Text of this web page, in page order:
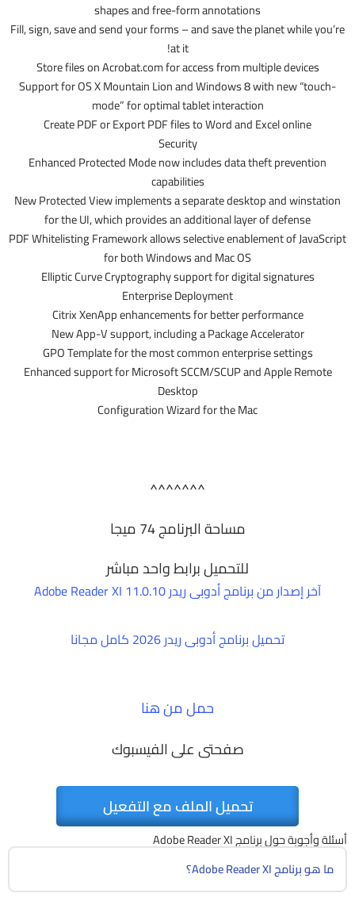
shapes and free-form annotations
Fill, sign, save and send your forms – and save the planet while you’re
at it!
Store files on Acrobat.com for access from multiple devices
Support for OS X Mountain Lion and Windows 8 with new “touch-
mode” for optimal tablet interaction
Create PDF or Export PDF files to Word and Excel online
Security
Enhanced Protected Mode now includes data theft prevention
capabilities
New Protected View implements a separate desktop and winstation
for the UI, which provides an additional layer of defense
PDF Whitelisting Framework allows selective enablement of JavaScript
for both Windows and Mac OS
Elliptic Curve Cryptography support for digital signatures
Enterprise Deployment
Citrix XenApp enhancements for better performance
New App-V support, including a Package Accelerator
GPO Template for the most common enterprise settings
Enhanced support for Microsoft SCCM/SCUP and Apple Remote
Desktop
Configuration Wizard for the Mac
^^^^^^^
مساحة البرنامج 74 ميجا
للتحميل برابط واحد مباشر
آخر إصدار من برنامج أدوبى ريدر Adobe Reader XI 11.0.10
تحميل برنامج أدوبى ريدر 2026 كامل مجانا
حمل من هنا
صفحتى على الفيسبوك
تحميل الملف مع التفعيل
أسئلة وأجوبة حول برنامج Adobe Reader XI
ما هو برنامج Adobe Reader XI؟